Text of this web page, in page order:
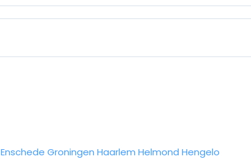
Enschede Groningen Haarlem Helmond Hengelo